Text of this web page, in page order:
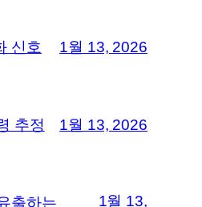
신호 1월 13, 2026
추정 1월 13, 2026
출하는 1월 13,